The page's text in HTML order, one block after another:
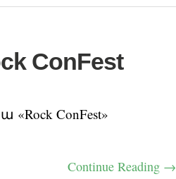
ConFest
ConFest»
Continue Reading →